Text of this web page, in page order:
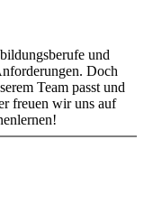
und
Doch
Team passt und
freuen wir uns auf